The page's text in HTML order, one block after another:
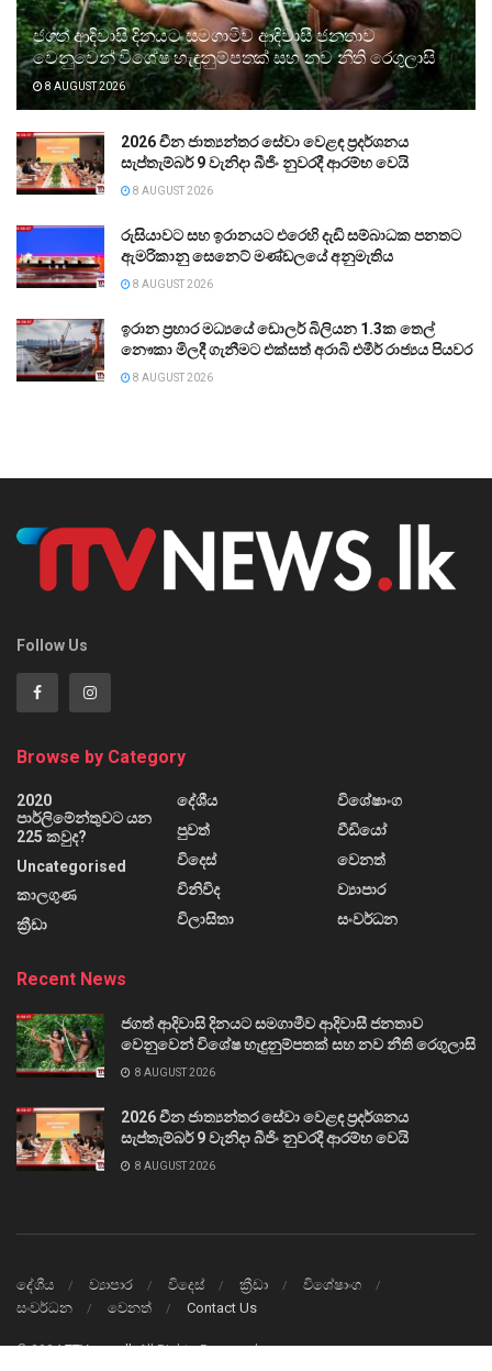
ජගත් ආදිවාසි දිනයට සමගාමීව ආදිවාසී ජනතාව
වෙනුවෙන් විශේෂ හැඳුනුම්පතක් සහ නව නීති රෙගුලාසි
8 AUGUST 2026
2026 චීන ජාත්‍යන්තර සේවා වෙළඳ ප්‍රදර්ශනය
සැප්තැම්බර් 9 වැනිදා බීජිං නුවරදී ආරම්භ වෙයි
8 AUGUST 2026
රුසියාවට සහ ඉරානයට එරෙහි දැඩි සම්බාධක පනතට
ඇමරිකානු සෙනෙට් මණ්ඩලයේ අනුමැතිය
8 AUGUST 2026
ඉරාන ප්‍රහාර මධ්‍යයේ ඩොලර් බිලියන 1.3ක තෙල්
නෞකා මිලදී ගැනීමට එක්සත් අරාබි එමීර් රාජ්‍යය පියවර
8 AUGUST 2026
Follow Us
Browse by Category
2020
පාර්ලිමේන්තුවට යන
225 කවුද?
Uncategorised
කාලගුණ
ක්‍රීඩා
දේශීය
පුවත්
විදෙස්
විනිවිද
විලාසිතා
විශේෂාංග
වීඩියෝ
වෙනත්
ව්‍යාපාර
සංවර්ධන
Recent News
ජගත් ආදිවාසි දිනයට සමගාමීව ආදිවාසී ජනතාව
වෙනුවෙන් විශේෂ හැඳුනුම්පතක් සහ නව නීති රෙගුලාසි
8 AUGUST 2026
2026 චීන ජාත්‍යන්තර සේවා වෙළඳ ප්‍රදර්ශනය
සැප්තැම්බර් 9 වැනිදා බීජිං නුවරදී ආරම්භ වෙයි
8 AUGUST 2026
දේශීය ව්‍යාපාර විදෙස් ක්‍රීඩා
විශේෂාංග
සංවර්ධන
වෙනත් Contact Us
© 2024TTVnews.lkAll Rights Reserved